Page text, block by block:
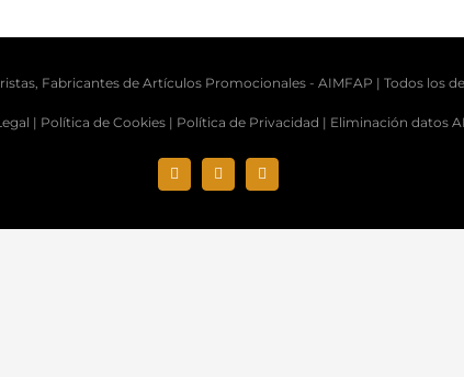
Fabricantes de Artículos Promocionales - AIMFAP | Todos los
| Política de Cookies | Política de Privacidad | Eliminación datos
Instagram
X LinkedIn